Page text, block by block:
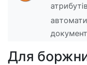
атрибутів
Для